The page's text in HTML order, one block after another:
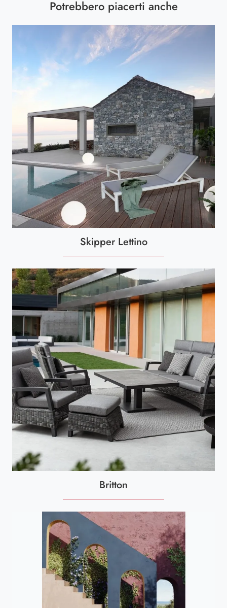
Potrebbero piacerti anche
Skipper Lettino
Britton